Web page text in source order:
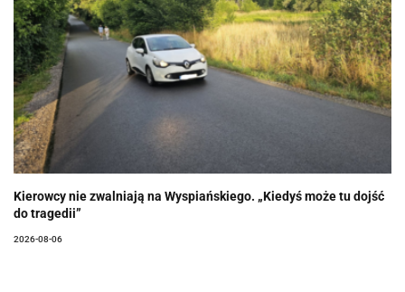
Kierowcy nie zwalniają na Wyspiańskiego. „Kiedyś może tu dojść
do tragedii”
2026-08-06